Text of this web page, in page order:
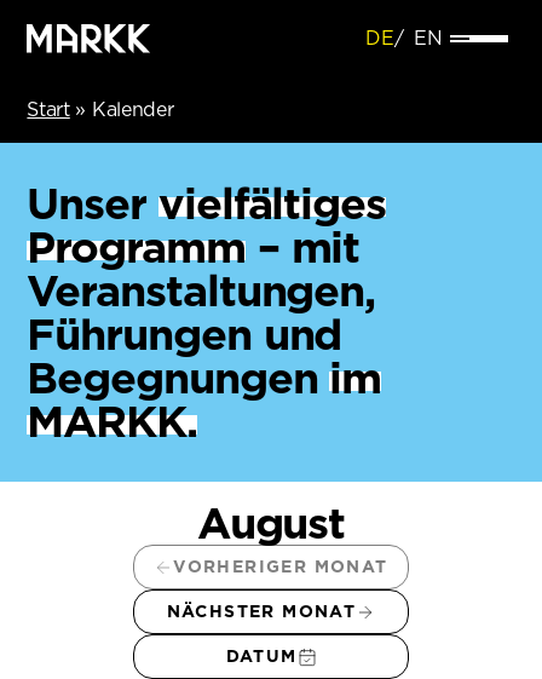
DE EN
Start» Kalender
Unser vielfältiges
Programm– mit
Veranstaltungen,
Führungen und
Begegnungenim
MARKK.
August
VORHERIGER MONAT
NÄCHSTER MONAT
DATUM